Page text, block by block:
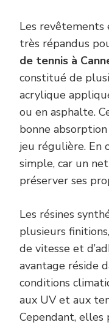
Les revêtements
très répandus
de tennis à
constitué de
acrylique
ou en asphalte.
bonne
jeu régulière. En
simple, car un
préserver ses
Les résines
plusieurs
de vitesse et
avantage réside
conditions
aux UV et aux
Cependant, elles